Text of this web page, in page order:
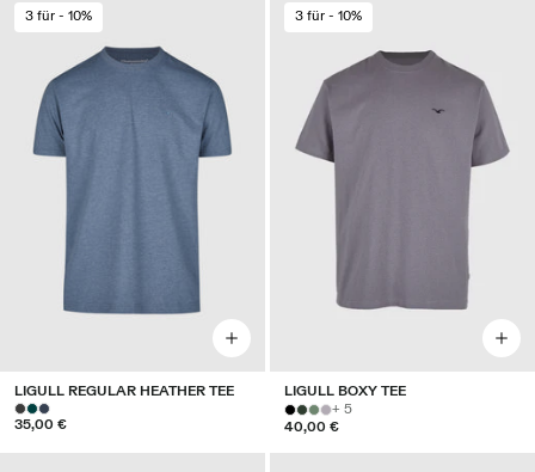
3 für - 10%
LIGULL REGULAR HEATHER TEE
35,00 €
3 für - 10%
LIGULL BOXY TEE
+ 5
40,00 €